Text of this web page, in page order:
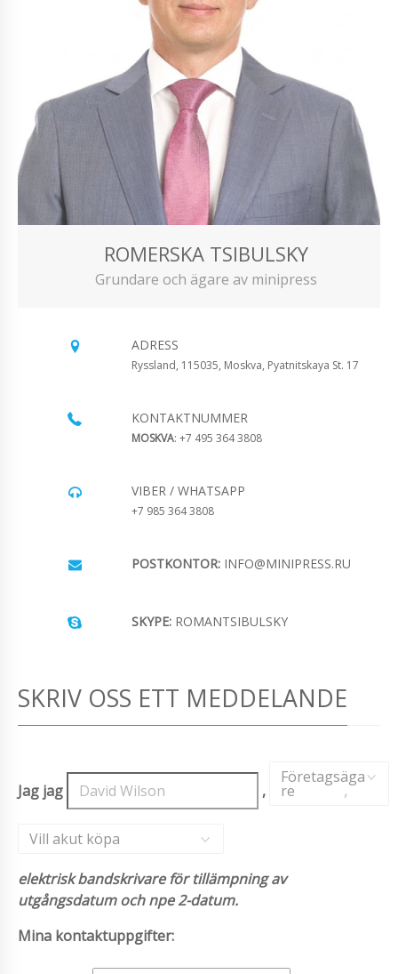
ROMERSKA TSIBULSKY
Grundare och ägare av minipress
ADRESS
Ryssland, 115035, Moskva, Pyatnitskaya St. 17
KONTAKTNUMMER
MOSKVA: +7 495 364 3808
VIBER / WHATSAPP
+7 985 364 3808
POSTKONTOR: INFO@MINIPRESS.RU
SKYPE: ROMANTSIBULSKY
SKRIV OSS ETT MEDDELANDE
Jag jag ,
Företagsäga
re ,
Vill akut köpa
elektrisk bandskrivare för tillämpning av
utgångsdatum och npe 2-datum.
Mina kontaktuppgifter: